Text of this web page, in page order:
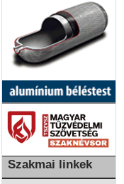
Szakmai linkek